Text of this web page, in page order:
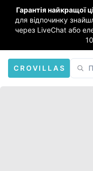
Гарантія найкращої
для відпочинку
через LiveChat або
CROVILLAS